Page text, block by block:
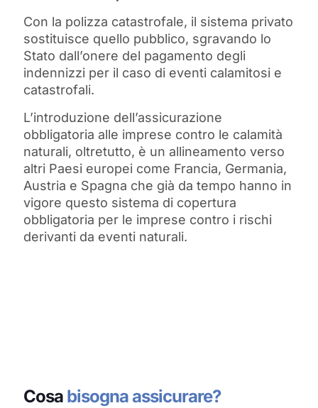
Con la polizza catastrofale, il sistema privato
sostituisce quello pubblico, sgravando lo
Stato dall’onere del pagamento degli
indennizzi per il caso di eventi calamitosi e
catastrofali.
L’introduzione dell’assicurazione
obbligatoria alle imprese contro le calamità
naturali, oltretutto, è un allineamento verso
altri Paesi europei come Francia, Germania,
Austria e Spagna che già da tempo hanno in
vigore questo sistema di copertura
obbligatoria per le imprese contro i rischi
derivanti da eventi naturali.
Cosa bisogna assicurare?